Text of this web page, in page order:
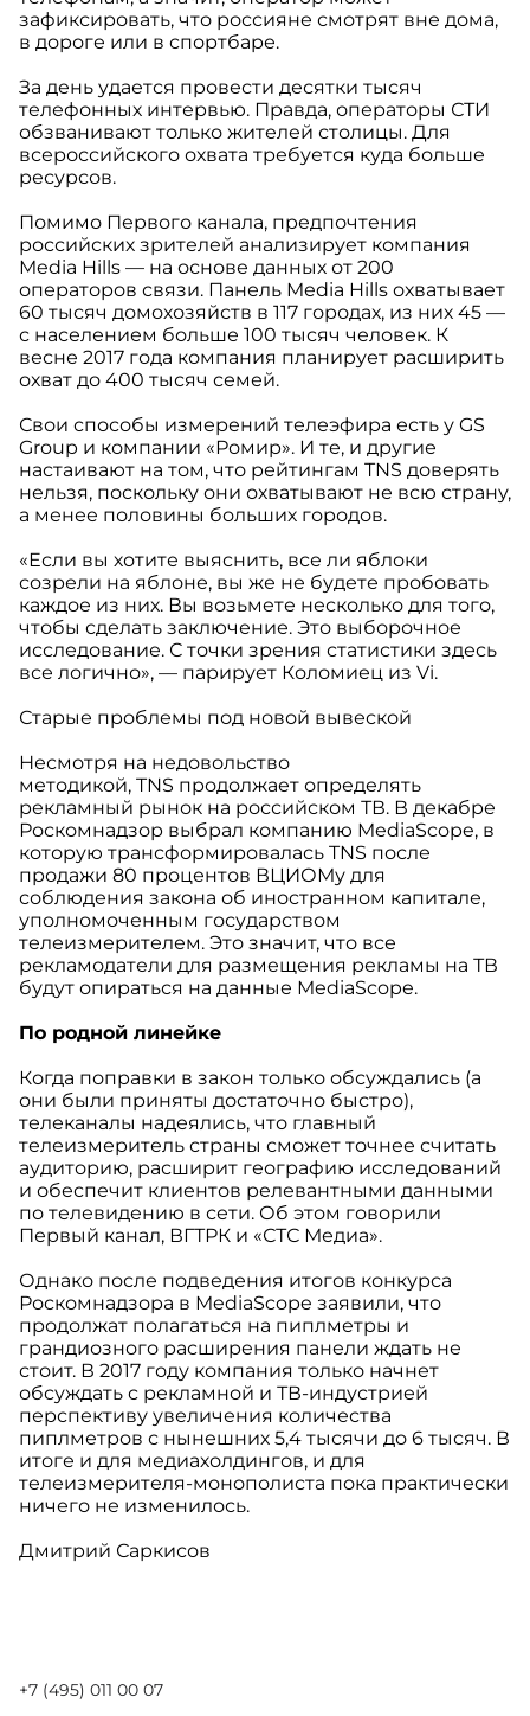
зафиксировать, что россияне смотрят вне дома,
в дороге или в спортбаре.
За день удается провести десятки тысяч
телефонных интервью. Правда, операторы СТИ
обзванивают только жителей столицы. Для
всероссийского охвата требуется куда больше
ресурсов.
Помимо Первого канала, предпочтения
российских зрителей анализирует компания
Media Hills — на основе данных от 200
операторов связи. Панель Media Hills охватывает
60 тысяч домохозяйств в 117 городах, из них 45 —
с населением больше 100 тысяч человек. К
весне 2017 года компания планирует расширить
охват до 400 тысяч семей.
Свои способы измерений телеэфира есть у GS
Group и компании «Ромир». И те, и другие
настаивают на том, что рейтингам TNS доверять
нельзя, поскольку они охватывают не всю страну,
а менее половины больших городов.
«Если вы хотите выяснить, все ли яблоки
созрели на яблоне, вы же не будете пробовать
каждое из них. Вы возьмете несколько для того,
чтобы сделать заключение. Это выборочное
исследование. С точки зрения статистики здесь
все логично», — парирует Коломиец из Vi.
Старые проблемы под новой вывеской
Несмотря на недовольство
методикой, TNS продолжает определять
рекламный рынок на российском ТВ. В декабре
Роскомнадзор выбрал компанию MediaScope, в
которую трансформировалась TNS после
продажи 80 процентов ВЦИОМу для
соблюдения закона об иностранном капитале,
уполномоченным государством
телеизмерителем. Это значит, что все
рекламодатели для размещения рекламы на ТВ
будут опираться на данные MediaScope.
По родной линейке
Когда поправки в закон только обсуждались (а
они были приняты достаточно быстро),
телеканалы надеялись, что главный
телеизмеритель страны сможет точнее считать
аудиторию, расширит географию исследований
и обеспечит клиентов релевантными данными
по телевидению в сети. Об этом говорили
Первый канал, ВГТРК и «СТС Медиа».
Однако после подведения итогов конкурса
Роскомнадзора в MediaScope заявили, что
продолжат полагаться на пиплметры и
грандиозного расширения панели ждать не
стоит. В 2017 году компания только начнет
обсуждать с рекламной и ТВ-индустрией
перспективу увеличения количества
пиплметров с нынешних 5,4 тысячи до 6 тысяч. В
итоге и для медиахолдингов, и для
телеизмерителя-монополиста пока практически
ничего не изменилось.
Дмитрий Саркисов
+7 (495) 011 00 07